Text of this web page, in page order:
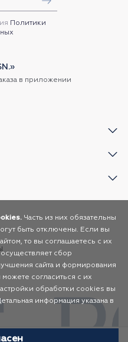
Политики
в приложении
Часть из них обязательны
быть отключены. Если вы
то вы соглашаетесь с их
сбор
сайта и формирования
согласиться с их
обработки cookies вы
информация указана в